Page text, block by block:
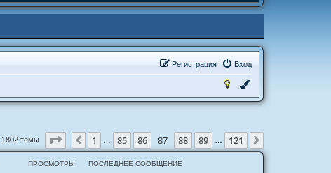
Вход
Регистрация
1802 темы Страница 87из 121
Пред.
1 85 86 87 88 89 121
ПРОСМОТРЫ ПОСЛЕДНЕЕ СООБЩЕНИЕ